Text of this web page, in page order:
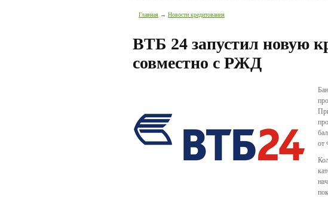
Главная → Новости кредитования
ВТБ 24 запустил новую
совместно с РЖД
от